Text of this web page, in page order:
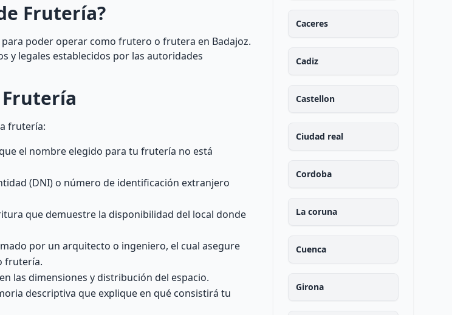
Frutería?
poder operar como frutero o frutera en Badajoz.
y legales establecidos por las autoridades
frutería:
el nombre elegido para tu frutería no está
(DNI) o número de identificación extranjero
que demuestre la disponibilidad del local donde
por un arquitecto o ingeniero, el cual asegure
frutería.
las dimensiones y distribución del espacio.
descriptiva que explique en qué consistirá tu
Caceres
Cadiz
Castellon
Ciudad real
Cordoba
La coruna
Cuenca
Girona